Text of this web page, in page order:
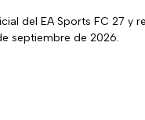
del EA Sports FC 27 y
septiembre de 2026.